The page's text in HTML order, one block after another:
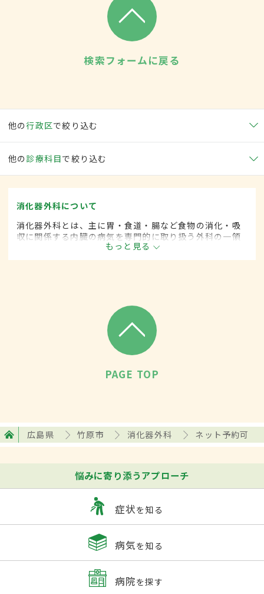
検索フォームに戻る
他の行政区で絞り込む
他の 診療科目で絞り込む
消化器外科について
消化器外科とは、主に胃・食道・腸など食物の消化・吸
収に関係する内臓の病気を専門的に取り扱う外科の一領
域です。平成20年4月の制度改正前は、消化器科と呼ば
れていました。
もっと見る
PAGE TOP
広島県 竹原市 消化器外科 ネット予約可
悩みに寄り添うアプローチ
症状を知る
病気を知る
病院を探す